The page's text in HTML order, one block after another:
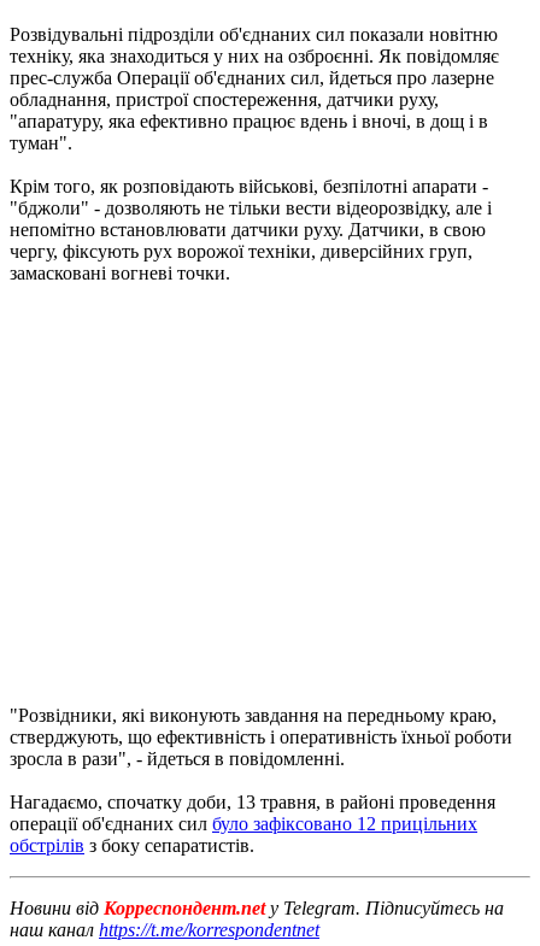
Розвідувальні підрозділи об'єднаних сил показали новітню
техніку, яка знаходиться у них на озброєнні. Як повідомляє
прес-служба Операції об'єднаних сил, йдеться про лазерне
обладнання, пристрої спостереження, датчики руху,
"апаратуру, яка ефективно працює вдень і вночі, в дощ і в
туман".
Крім того, як розповідають військові, безпілотні апарати -
"бджоли" - дозволяють не тільки вести відеорозвідку, але і
непомітно встановлювати датчики руху. Датчики, в свою
чергу, фіксують рух ворожої техніки, диверсійних груп,
замасковані вогневі точки.
"Розвідники, які виконують завдання на передньому краю,
стверджують, що ефективність і оперативність їхньої роботи
зросла в рази", - йдеться в повідомленні.
Нагадаємо, спочатку доби, 13 травня, в районі проведення
операції об'єднаних сил було зафіксовано 12 прицільних
обстрілів з боку сепаратистів.
Новини від Корреспондент.netу Telegram. Підписуйтесь на
наш канал https://t.me/korrespondentnet